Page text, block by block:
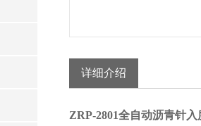
详细介绍
ZRP-2801全自动沥青针入